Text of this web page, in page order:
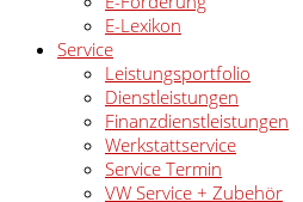
E-Lexikon
Service
Leistungsportfolio
Dienstleistungen
Finanzdienstleistungen
Werkstattservice
Service Termin
VW Service + Zubehör